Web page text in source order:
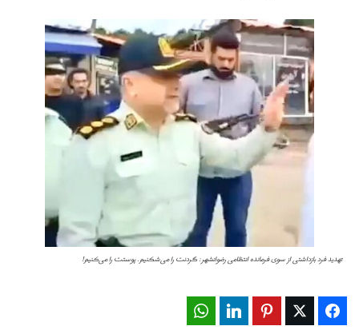
تهدید فرد بازداشتى از سوى فرمانده انتظامی رضوانشهر: گردنت را می‌شکنیم. پوستت را می‌کنیم!
Facebook
Twitter
Pinterest
LinkedIn